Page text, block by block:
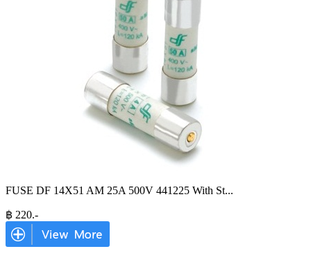
FUSE DF 14X51 AM 25A 500V 441225 With St...
฿ 220.-